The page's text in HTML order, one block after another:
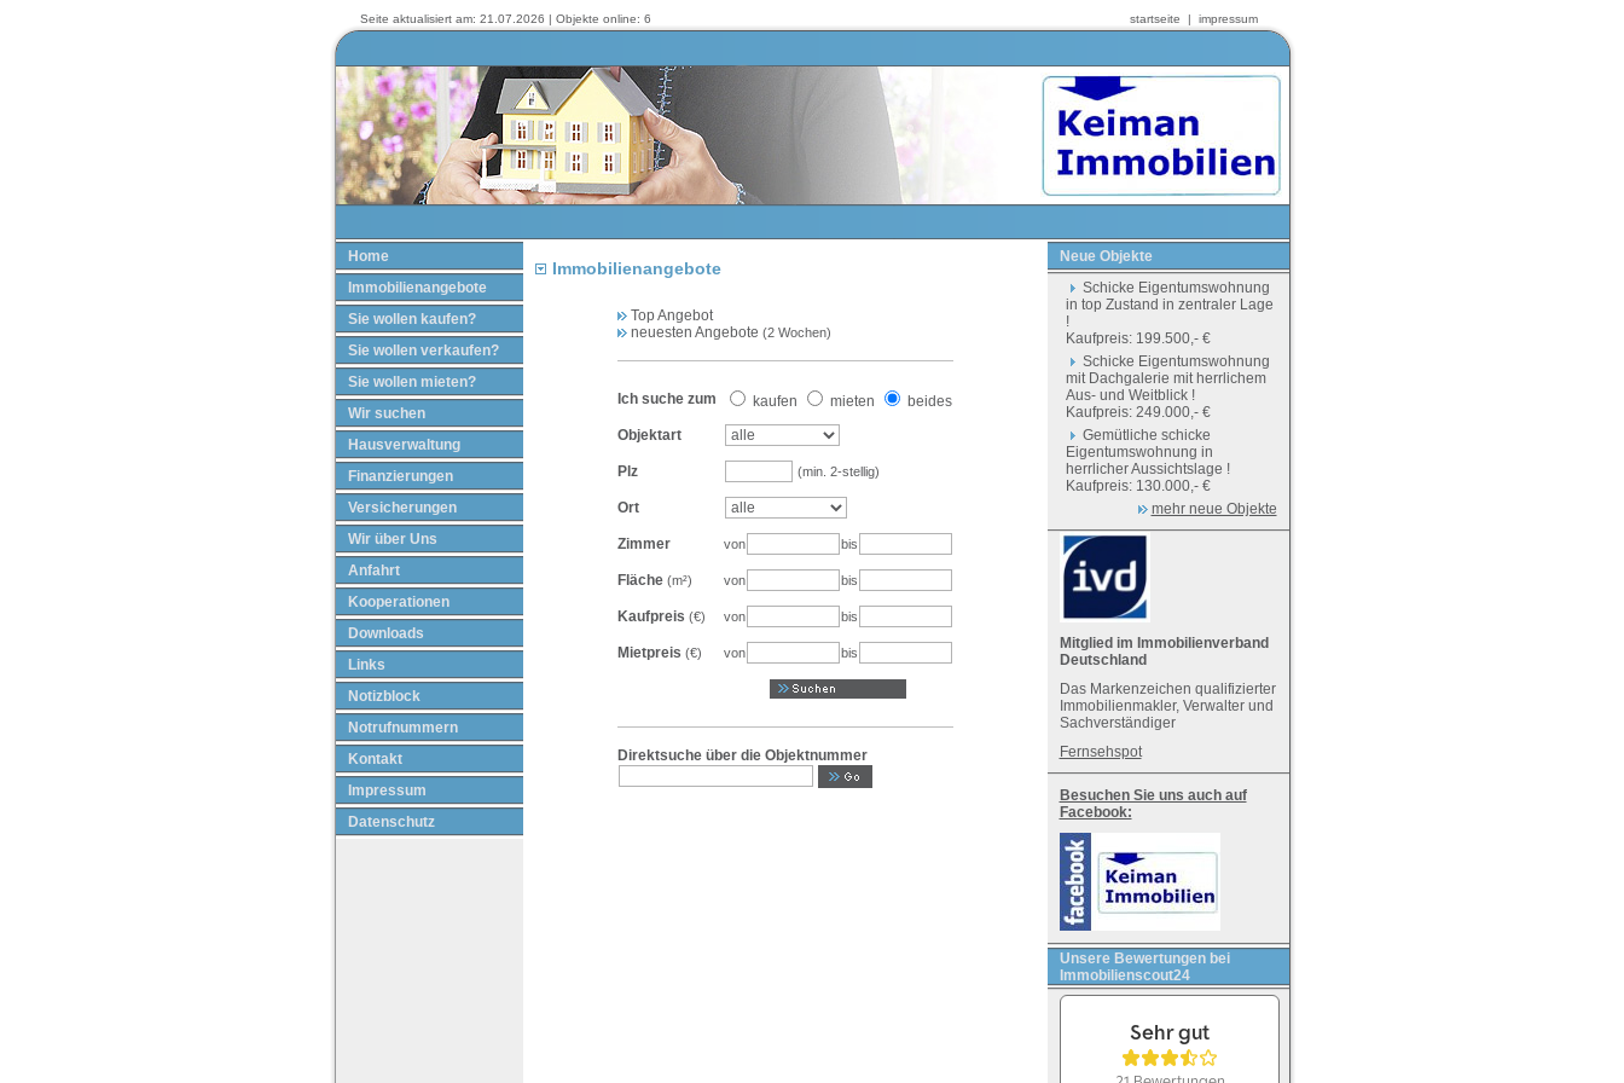
Seite aktualisiert am: 21.07.2026 | Objekte online: 6 startseite | impressum
Home
Immobilienangebote
Sie wollen kaufen?
Sie wollen verkaufen?
Sie wollen mieten?
Wir suchen
Hausverwaltung
Finanzierungen
Versicherungen
Wir über Uns
Anfahrt
Kooperationen
Downloads
Links
Notizblock
Notrufnummern
Kontakt
Impressum
Datenschutz
Immobilienangebote
Top Angebot
neuesten Angebote (2 Wochen)
Ich suche zum kaufen mieten
beides
Objektart
Plz (min. 2-stellig)
Ort
Zimmer von bis
Fläche (m²) von bis
Kaufpreis (€) von bis
Mietpreis (€) von bis
Direktsuche über die Objektnummer
Neue Objekte
Schicke Eigentumswohnung
in top Zustand in zentraler Lage
!
Kaufpreis: 199.500,- €
Schicke Eigentumswohnung
mit Dachgalerie mit herrlichem
Aus- und Weitblick !
Kaufpreis: 249.000,- €
Gemütliche schicke
Eigentumswohnung in
herrlicher Aussichtslage !
Kaufpreis: 130.000,- €
mehr neue Objekte
Mitglied im Immobilienverband
Deutschland
Das Markenzeichen qualifizierter
Immobilienmakler, Verwalter und
Sachverständiger
Fernsehspot
Besuchen Sie uns auch auf
Facebook:
Unsere Bewertungen bei
Immobilienscout24